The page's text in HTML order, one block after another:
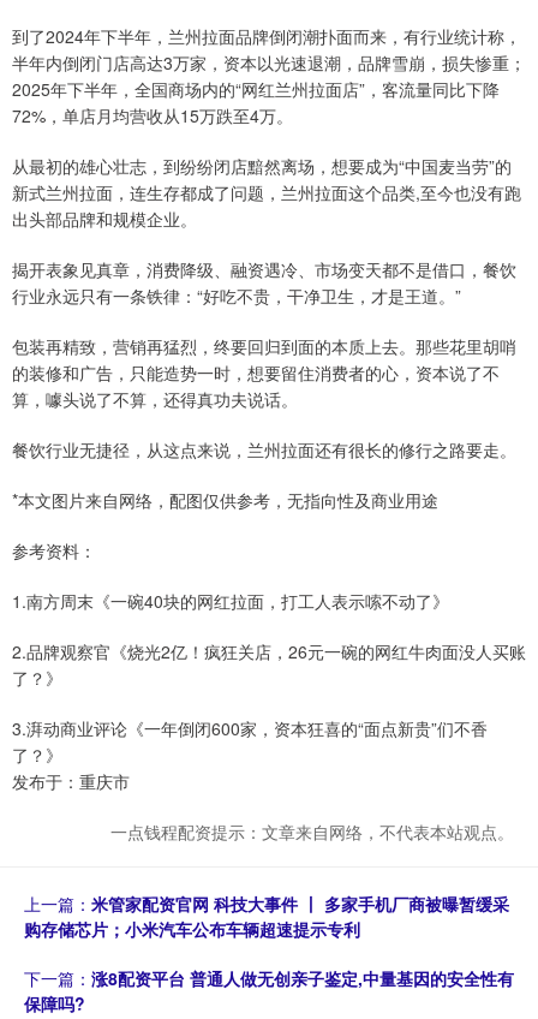
到了2024年下半年，兰州拉面品牌倒闭潮扑面而来，有行业统计称，
半年内倒闭门店高达3万家，资本以光速退潮，品牌雪崩，损失惨重；
2025年下半年，全国商场内的“网红兰州拉面店”，客流量同比下降
72%，单店月均营收从15万跌至4万。
从最初的雄心壮志，到纷纷闭店黯然离场，想要成为“中国麦当劳”的
新式兰州拉面，连生存都成了问题，兰州拉面这个品类,至今也没有跑
出头部品牌和规模企业。
揭开表象见真章，消费降级、融资遇冷、市场变天都不是借口，餐饮
行业永远只有一条铁律：“好吃不贵，干净卫生，才是王道。”
包装再精致，营销再猛烈，终要回归到面的本质上去。那些花里胡哨
的装修和广告，只能造势一时，想要留住消费者的心，资本说了不
算，噱头说了不算，还得真功夫说话。
餐饮行业无捷径，从这点来说，兰州拉面还有很长的修行之路要走。
*本文图片来自网络，配图仅供参考，无指向性及商业用途
参考资料：
1.南方周末《一碗40块的网红拉面，打工人表示嗦不动了》
2.品牌观察官《烧光2亿！疯狂关店，26元一碗的网红牛肉面没人买账
了？》
3.湃动商业评论《一年倒闭600家，资本狂喜的“面点新贵”们不香
了？》
发布于：重庆市
一点钱程配资提示：文章来自网络，不代表本站观点。
上一篇： 米管家配资官网 科技大事件 丨 多家手机厂商被曝暂缓采
购存储芯片；小米汽车公布车辆超速提示专利
下一篇： 涨8配资平台 普通人做无创亲子鉴定,中量基因的安全性有
保障吗?